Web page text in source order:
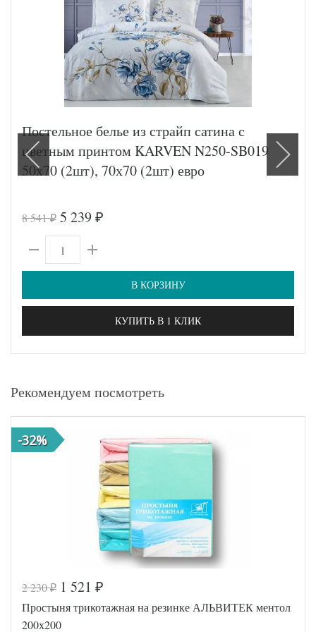
Постельное белье из страйп сатина с
цветным принтом KARVEN N250-SB019
50х70 (2шт), 70х70 (2шт) евро
8 541₽ 5 239 ₽
В КОРЗИНУ
КУПИТЬ В 1 КЛИК
Рекомендуем посмотреть
-32%
2 230₽ 1 521 ₽
Простыня трикотажная на резинке АЛЬВИТЕК ментол
200х200